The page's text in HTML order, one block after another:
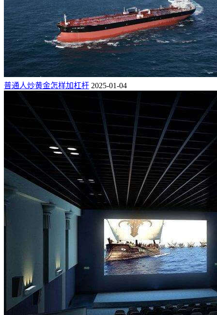
普通人炒黄金怎样加杠杆 2025-01-04